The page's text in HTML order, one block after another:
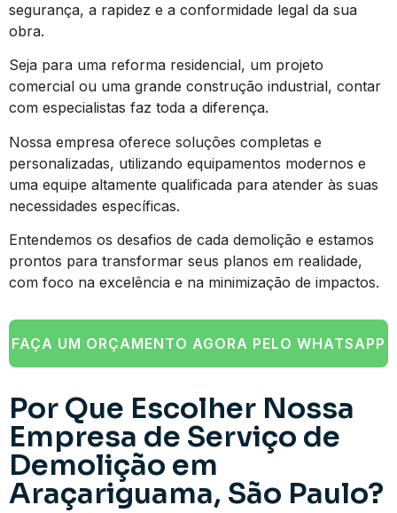
segurança, a rapidez e a conformidade legal da sua
obra.
Seja para uma reforma residencial, um projeto
comercial ou uma grande construção industrial, contar
com especialistas faz toda a diferença.
Nossa empresa oferece soluções completas e
personalizadas, utilizando equipamentos modernos e
uma equipe altamente qualificada para atender às suas
necessidades específicas.
Entendemos os desafios de cada demolição e estamos
prontos para transformar seus planos em realidade,
com foco na excelência e na minimização de impactos.
FAÇA UM ORÇAMENTO AGORA PELO WHATSAPP
Por Que Escolher Nossa
Empresa de Serviço de
Demolição em
Araçariguama, São Paulo?